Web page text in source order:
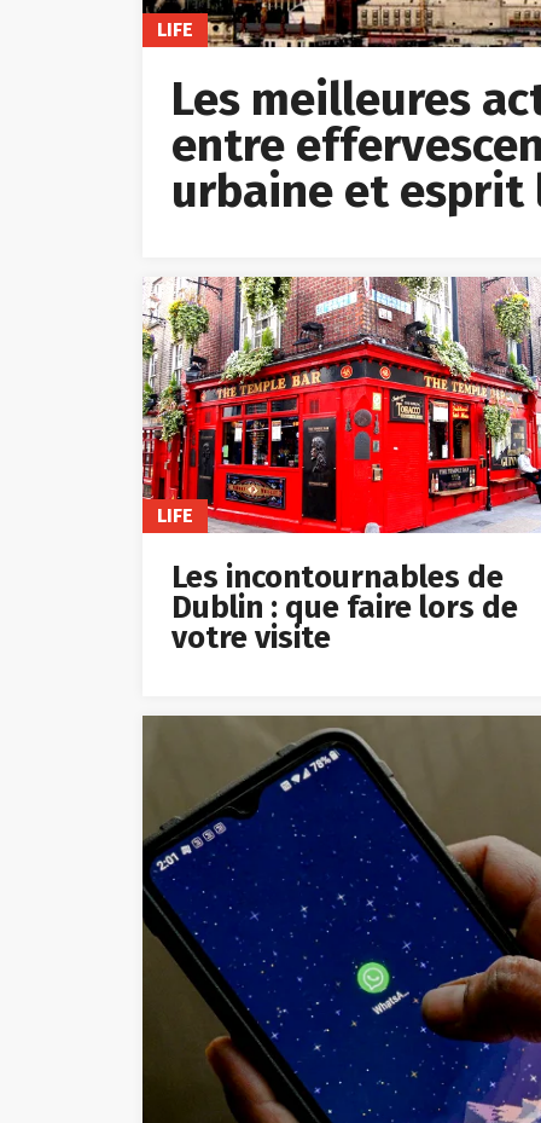
LIFE
Les meilleures
entre
urbaine et esprit
LIFE
Les incontournables de
Dublin : que faire lors de
votre visite